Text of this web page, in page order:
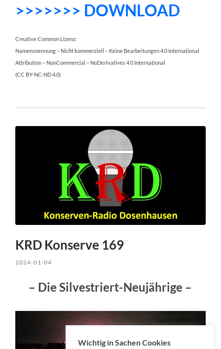
>>>>>>> DOWNLOAD
Creative Common Lizenz:
Namensnennung – Nicht kommerziell – Keine Bearbeitungen 4.0 International
Attribution – NonCommercial – NoDerivatives 4.0 International
(CC BY-NC-ND 4.0)
KRD Konserve 169
2024-01-04
– Die Silvestriert-Neujährige –
Wichtig in Sachen Cookies